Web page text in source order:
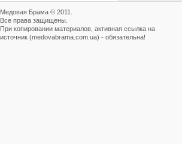
Медовая Брама © 2011.
Все права защищены.
При копировании материалов, активная ссылка на
источник (medovabrama.com.ua) - обязательна!